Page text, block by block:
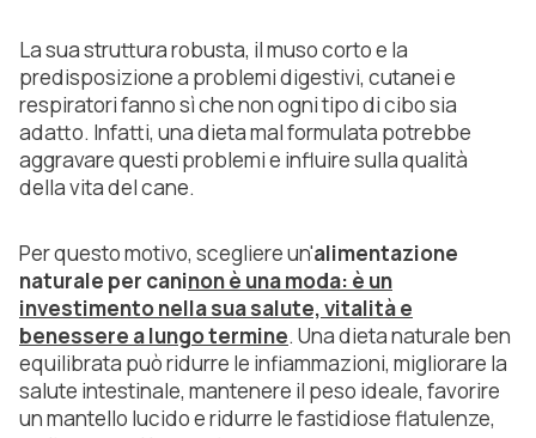
La sua struttura robusta, il muso corto e la
predisposizione a problemi digestivi, cutanei e
respiratori fanno sì che non ogni tipo di cibo sia
adatto. Infatti, una dieta mal formulata potrebbe
aggravare questi problemi e influire sulla qualità
della vita del cane.
Per questo motivo, scegliere un'alimentazione
naturale per caninon è una moda: è un
investimento nella sua salute, vitalità e
benessere a lungo termine. Una dieta naturale ben
equilibrata può ridurre le infiammazioni, migliorare la
salute intestinale, mantenere il peso ideale, favorire
un mantello lucido e ridurre le fastidiose flatulenze,